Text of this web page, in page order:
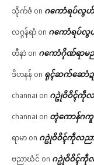
သိုက်ဇံ on ဂကောံရပ်လွဟ်
လဂ္ဂန်ရာံ on ဂကောံရပ်လွ
တီနာဲ on ဂကောံဂိုဏ်ရာမ
ဒိဟနန် on ရုၚ်ဆက်ဆောံ
channai on ဂဥုဲဝိဝိၚ်ကဵု
channai on တ္ၚဲကောန်ဂ
ရာမာ on ဂဥုဲဝိဝိၚ်ကဵုလည
ဗညာဃံင် on ဂဥုဲဝိဝိၚ်ကဵု